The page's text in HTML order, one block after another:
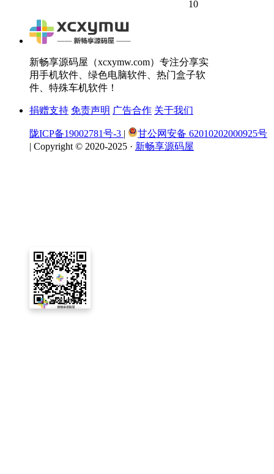
10
新畅享源码屋（xcxymw.com）专注分享实
用手机软件、绿色电脑软件、热门盒子软
件、特殊车机软件！
捐赠支持 免责声明 广告合作 关于我们
陇ICP备19002781号-3 |
甘公网安备 62010202000925号
| Copyright © 2020-2025 · 新畅享源码屋